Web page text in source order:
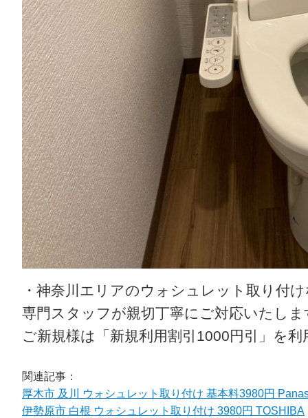
・神奈川エリアのウォシュレット取り付
専門スタッフが親切丁寧にご対応いたしま
ご新規様は「新規利用割引1000円引」を
関連記事：
厚木市 及川 ウォシュレット取り付け 基本料3980円
伊勢原市 白根 ウォシュレット取り付け 3980円 TOSHIBA